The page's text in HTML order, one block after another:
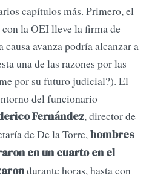
capítulos más. Primero, el
con la OEI lleve la firma de
avanza podría alcanzar a
una de las razones por las
por su futuro judicial?). El
del funcionario
Fernández, director de
de De la Torre,hombres
en un cuarto en el
durante horas, hasta con